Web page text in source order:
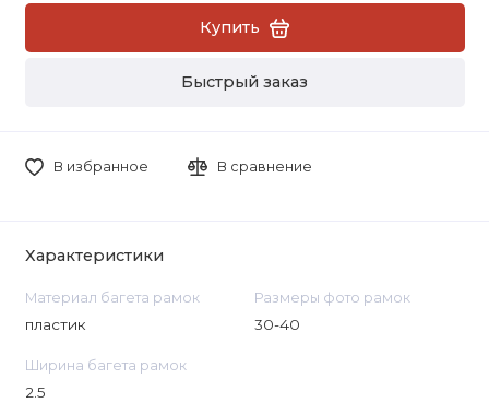
Купить
Быстрый заказ
В избранное В сравнение
Характеристики
Материал багета рамок
пластик
Размеры фото рамок
30-40
Ширина багета рамок
2.5